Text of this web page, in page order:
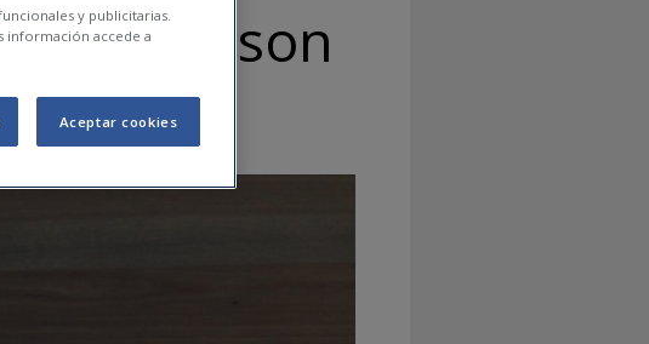
falta de son
y publicitarias.
información accede a
Aceptar cookies